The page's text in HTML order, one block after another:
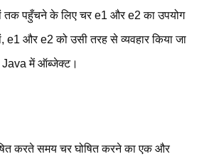
तक पहुँचने के लिए चर e1 और e2 का उपयोग
e1 और e2 को उसी तरह से व्यवहार किया जा
में ऑब्जेक्ट।
करते समय चर घोषित करने का एक और